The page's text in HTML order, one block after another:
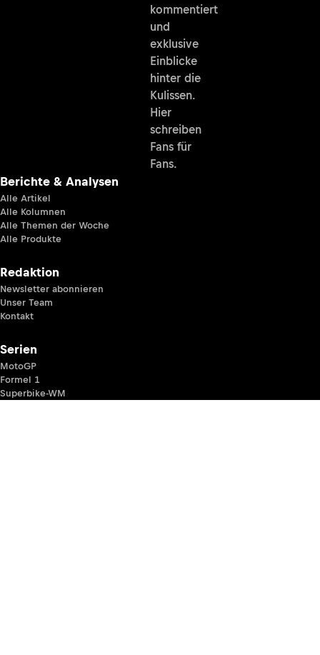
kommentiert
und
exklusive
Einblicke
hinter die
Kulissen.
Hier
schreiben
Fans für
Fans.
Berichte & Analysen
Alle Artikel
Alle Kolumnen
Alle Themen der Woche
Alle Produkte
Redaktion
Newsletter abonnieren
Unser Team
Kontakt
Serien
MotoGP
Formel 1
Superbike-WM